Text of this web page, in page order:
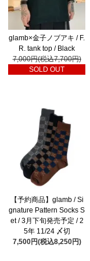
glamb×金子ノブアキ / F.
R. tank top / Black
7,000円(税込7,700円)
SOLD OUT
【予約商品】glamb / Si
gnature Pattern Socks S
et / 3月下旬発売予定 / 2
5年 11/24 〆切
7,500円(税込8,250円)